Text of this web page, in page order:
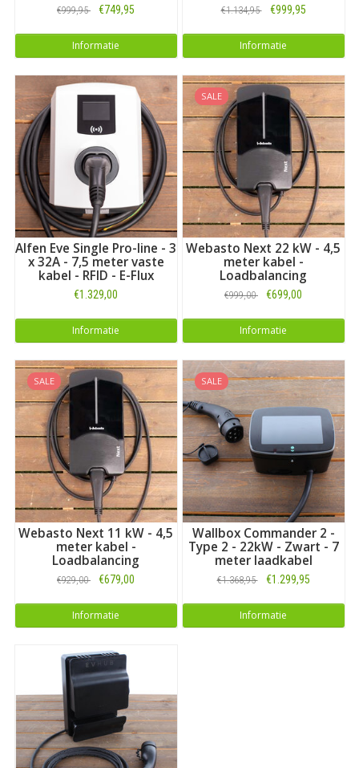
€999,95 €749,95
Informatie
€1.134,95 €999,95
Informatie
Alfen Eve Single Pro-line - 3
x 32A - 7,5 meter vaste
kabel - RFID - E-Flux
€1.329,00
Informatie
SALE
Webasto Next 22 kW - 4,5
meter kabel -
Loadbalancing
€999,00 €699,00
Informatie
SALE
Webasto Next 11 kW - 4,5
meter kabel -
Loadbalancing
€929,00 €679,00
Informatie
SALE
Wallbox Commander 2 -
Type 2 - 22kW - Zwart - 7
meter laadkabel
€1.368,95 €1.299,95
Informatie